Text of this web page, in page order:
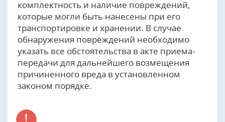
комплектность и наличие повреждений,
которые могли быть нанесены при его
транспортировке и хранении. В случае
обнаружения повреждений необходимо
указать все обстоятельства в акте приема-
передачи для дальнейшего возмещения
причиненного вреда в установленном
законом порядке.